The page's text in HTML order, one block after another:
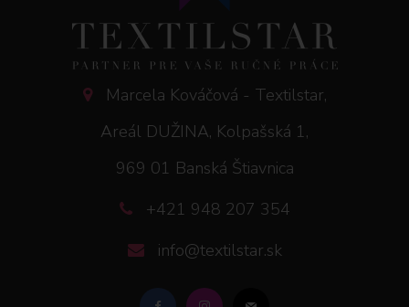
Marcela Kováčová - Textilstar,
Areál DUŽINA, Kolpašská 1,
969 01 Banská Štiavnica
+421 948 207 354
info@textilstar.sk